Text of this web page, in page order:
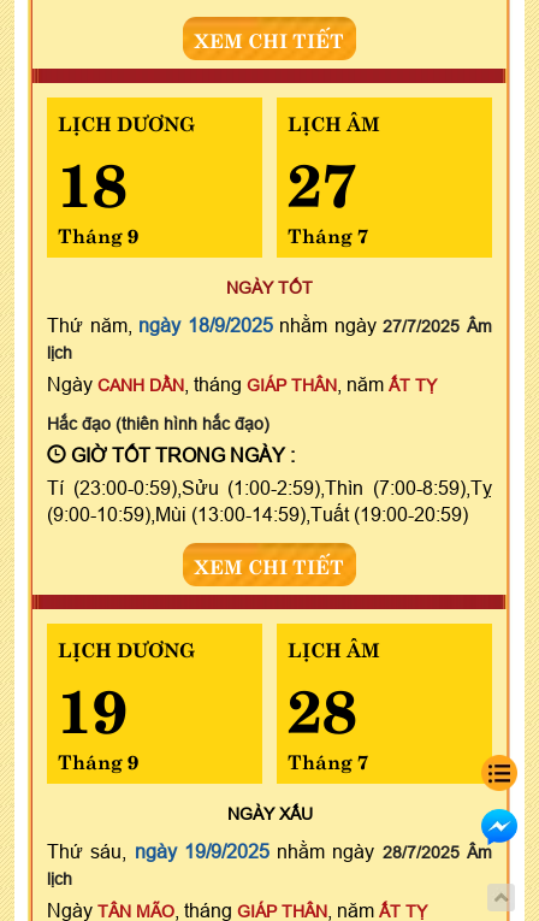
XEM CHI TIẾT
LỊCH DƯƠNG
18
Tháng 9
LỊCH ÂM
27
Tháng 7
NGÀY TỐT
Thứ năm, ngày 18/9/2025nhằm ngày27/7/2025 Âm
lịch
Ngày CANH DẦN , tháng GIÁP THÂN , năm ẤT TỴ
Hắc đạo (thiên hình hắc đạo)
GIỜ TỐT TRONG NGÀY :
Tí (23:00-0:59),Sửu (1:00-2:59),Thìn (7:00-8:59),Tỵ
(9:00-10:59),Mùi (13:00-14:59),Tuất (19:00-20:59)
XEM CHI TIẾT
LỊCH DƯƠNG
19
Tháng 9
LỊCH ÂM
28
Tháng 7
NGÀYXẤU
Thứ sáu, ngày 19/9/2025nhằm ngày 28/7/2025 Âm
lịch
Ngày TÂN MÃO , tháng GIÁP THÂN , năm ẤT TỴ